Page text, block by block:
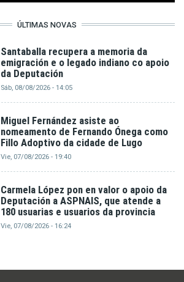
ÚLTIMAS NOVAS
Santaballa recupera a memoria da
emigración e o legado indiano co apoio
da Deputación
Sáb, 08/08/2026 - 14:05
Miguel Fernández asiste ao
nomeamento de Fernando Ónega como
Fillo Adoptivo da cidade de Lugo
Vie, 07/08/2026 - 19:40
Carmela López pon en valor o apoio da
Deputación a ASPNAIS, que atende a
180 usuarias e usuarios da provincia
Vie, 07/08/2026 - 16:24